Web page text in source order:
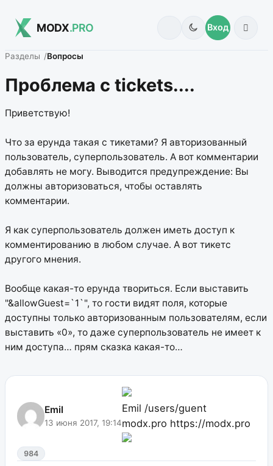
MODX.PRO Вход
Разделы Вопросы
Проблема с tickets....
Приветствую!
Что за ерунда такая с тикетами? Я авторизованный
пользователь, суперпользователь. А вот комментарии
добавлять не могу. Выводится предупреждение: Вы
должны авторизоваться, чтобы оставлять
комментарии.
Я как суперпользователь должен иметь доступ к
комментированию в любом случае. А вот тикетс
другого мнения.
Вообще какая-то ерунда твориться. Если выставить
"&allowGuest=`1`", то гости видят поля, которые
доступны только авторизованным пользователям, если
выставить «0», то даже суперпользователь не имеет к
ним доступа… прям сказка какая-то…
Emil
13 июня 2017, 19:14
Emil /users/guent
modx.pro https://modx.pro
984